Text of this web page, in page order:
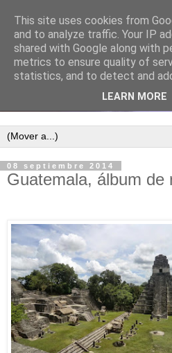
08 septiembre 2014
Guatemala, álbum de
This site uses cookies from
and to analyze traffic. Your IP
shared with Google along with
metrics to ensure quality of
statistics, and to detect and
LEARN MORE